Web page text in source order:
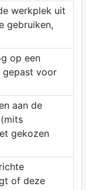
werkplek uit
gebruiken,
op een
gepast voor
aan de
gekozen
of deze